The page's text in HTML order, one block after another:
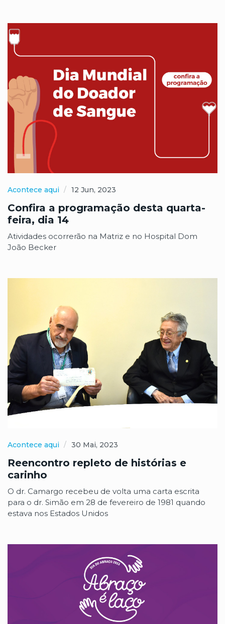
Acontece aqui 12 Jun, 2023
Confira a programação desta quarta-
feira, dia 14
Atividades ocorrerão na Matriz e no Hospital Dom
João Becker
Acontece aqui 30 Mai, 2023
Reencontro repleto de histórias e
carinho
O dr. Camargo recebeu de volta uma carta escrita
para o dr. Simão em 28 de fevereiro de 1981 quando
estava nos Estados Unidos